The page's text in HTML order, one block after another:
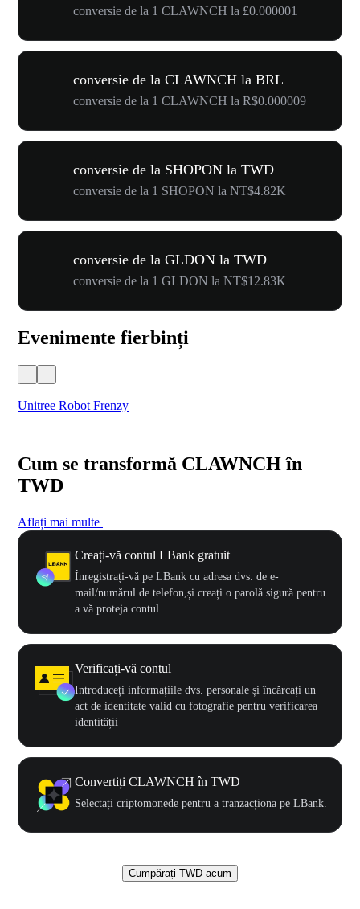
conversie de la 1 CLAWNCH la £0.000001
conversie de la CLAWNCH la BRL
conversie de la 1 CLAWNCH la R$0.000009
conversie de la SHOPON la TWD
conversie de la 1 SHOPON la NT$4.82K
conversie de la GLDON la TWD
conversie de la 1 GLDON la NT$12.83K
Evenimente fierbinți
Unitree Robot Frenzy
Cum se transformă CLAWNCH în
TWD
Aflați mai multe
Creați-vă contul LBank gratuit
Înregistrați-vă pe LBank cu adresa dvs. de e-
mail/numărul de telefon,și creați o parolă sigură pentru
a vă proteja contul
Verificați-vă contul
Introduceți informațiile dvs. personale și încărcați un
act de identitate valid cu fotografie pentru verificarea
identității
Convertiți CLAWNCH în TWD
Selectați criptomonede pentru a tranzacționa pe LBank.
Cumpărați TWD acum